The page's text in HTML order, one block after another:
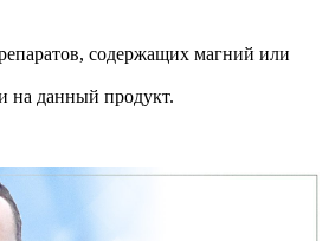
содержащих магний или
на данный продукт.